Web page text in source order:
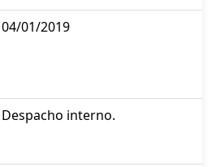
04/01/2019
Despacho interno.